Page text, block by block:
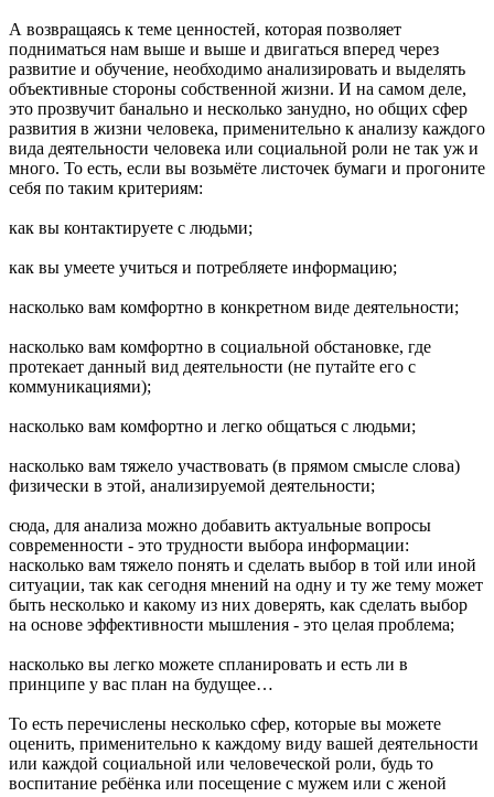
А возвращаясь к теме ценностей, которая позволяет
подниматься нам выше и выше и двигаться вперед через
развитие и обучение, необходимо анализировать и выделять
объективные стороны собственной жизни. И на самом деле,
это прозвучит банально и несколько занудно, но общих сфер
развития в жизни человека, применительно к анализу каждого
вида деятельности человека или социальной роли не так уж и
много. То есть, если вы возьмёте листочек бумаги и прогоните
себя по таким критериям:
как вы контактируете с людьми;
как вы умеете учиться и потребляете информацию;
насколько вам комфортно в конкретном виде деятельности;
насколько вам комфортно в социальной обстановке, где
протекает данный вид деятельности (не путайте его с
коммуникациями);
насколько вам комфортно и легко общаться с людьми;
насколько вам тяжело участвовать (в прямом смысле слова)
физически в этой, анализируемой деятельности;
сюда, для анализа можно добавить актуальные вопросы
современности - это трудности выбора информации:
насколько вам тяжело понять и сделать выбор в той или иной
ситуации, так как сегодня мнений на одну и ту же тему может
быть несколько и какому из них доверять, как сделать выбор
на основе эффективности мышления - это целая проблема;
насколько вы легко можете спланировать и есть ли в
принципе у вас план на будущее…
То есть перечислены несколько сфер, которые вы можете
оценить, применительно к каждому виду вашей деятельности
или каждой социальной или человеческой роли, будь то
воспитание ребёнка или посещение с мужем или с женой